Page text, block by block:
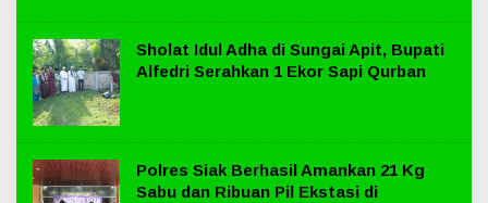
Sholat Idul Adha di Sungai Apit, Bupati
Alfedri Serahkan 1 Ekor Sapi Qurban
Polres Siak Berhasil Amankan 21 Kg
Sabu dan Ribuan Pil Ekstasi di